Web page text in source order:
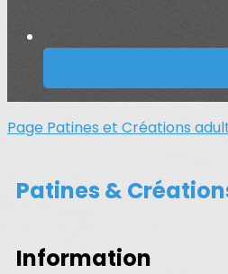
Page Patines et Créations
Patines &
Information